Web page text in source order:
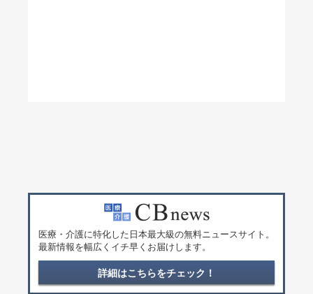
医療・介護に特化した日本最大級の無料ニュースサイト。
最新情報を幅広くイチ早くお届けします。
詳細はこちらをチェック！